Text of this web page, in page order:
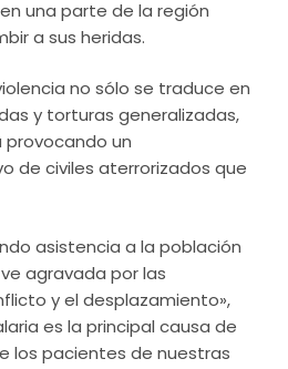
una parte de la región
a sus heridas.
no sólo se traduce en
y torturas generalizadas,
un
de civiles aterrorizados que
asistencia a la población
agravada por las
y el desplazamiento»,
es la principal causa de
los pacientes de nuestras